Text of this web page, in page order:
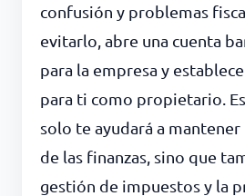
confusión y problemas
evitarlo, abre una cuenta
para la empresa y
para ti como propietario.
solo te ayudará a
de las finanzas, sino que
gestión de impuestos y la